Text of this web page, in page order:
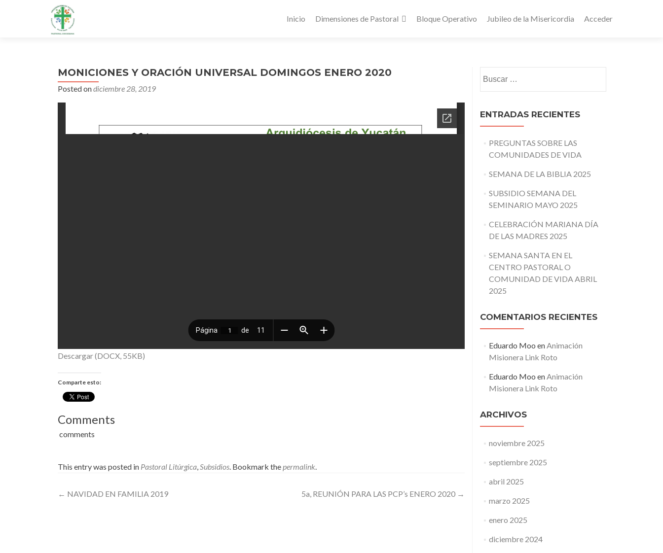
Inicio Dimensiones de Pastoral Bloque Operativo Jubileo de la Misericordia Acceder
MONICIONES Y ORACIÓN UNIVERSAL DOMINGOS ENERO 2020
Posted ondiciembre 28, 2019
Descargar (DOCX, 55KB)
Comparte esto:
Comments
comments
This entry was posted in Pastoral Litúrgica,Subsidios. Bookmark thepermalink.
Post
← NAVIDAD EN FAMILIA 2019 5a, REUNIÓN PARA LAS PCP’s ENERO 2020 →
ENTRADAS RECIENTES
PREGUNTAS SOBRE LAS
COMUNIDADES DE VIDA
SEMANA DE LA BIBLIA 2025
SUBSIDIO SEMANA DEL
SEMINARIO MAYO 2025
CELEBRACIÓN MARIANA DÍA
DE LAS MADRES 2025
SEMANA SANTA EN EL
CENTRO PASTORAL O
COMUNIDAD DE VIDA ABRIL
2025
COMENTARIOS RECIENTES
Eduardo Moo enAnimación
Misionera Link Roto
Eduardo Moo enAnimación
Misionera Link Roto
ARCHIVOS
noviembre 2025
septiembre 2025
abril 2025
marzo 2025
enero 2025
diciembre 2024